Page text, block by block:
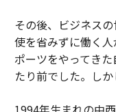
その後、ビジネス
使を省みずに働く
ポーツをやってき
たり前でした。しか